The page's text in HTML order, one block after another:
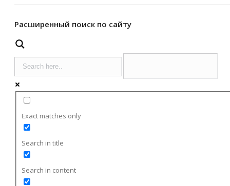
Расширенный поиск по сайту
Exact matches only
Search in title
Search in content